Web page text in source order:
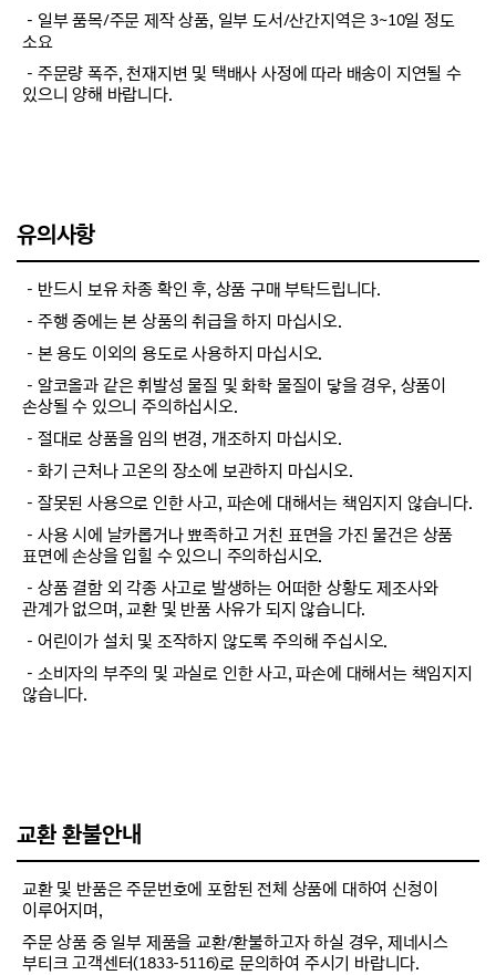
－일부 품목/주문 제작 상품, 일부 도서/산간지역은 3~10일 정도
소요
－주문량 폭주, 천재지변 및 택배사 사정에 따라 배송이 지연될 수
있으니 양해 바랍니다.
유의사항
－반드시 보유 차종 확인 후, 상품 구매 부탁드립니다.
－주행 중에는 본 상품의 취급을 하지 마십시오.
－본 용도 이외의 용도로 사용하지 마십시오.
－알코올과 같은 휘발성 물질 및 화학 물질이 닿을 경우, 상품이
손상될 수 있으니 주의하십시오.
－절대로 상품을 임의 변경, 개조하지 마십시오.
－화기 근처나 고온의 장소에 보관하지 마십시오.
－잘못된 사용으로 인한 사고, 파손에 대해서는 책임지지 않습니다.
－사용 시에 날카롭거나 뾰족하고 거친 표면을 가진 물건은 상품
표면에 손상을 입힐 수 있으니 주의하십시오.
－상품 결함 외 각종 사고로 발생하는 어떠한 상황도 제조사와
관계가 없으며, 교환 및 반품 사유가 되지 않습니다.
－어린이가 설치 및 조작하지 않도록 주의해 주십시오.
－소비자의 부주의 및 과실로 인한 사고, 파손에 대해서는 책임지지
않습니다.
교환 환불안내
교환 및 반품은 주문번호에 포함된 전체 상품에 대하여 신청이
이루어지며,
주문 상품 중 일부 제품을 교환/환불하고자 하실 경우, 제네시스
부티크 고객센터(1833-5116)로 문의하여 주시기 바랍니다.